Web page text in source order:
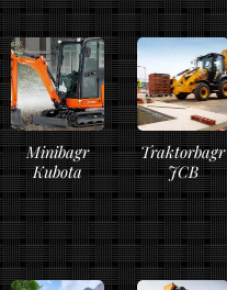
Minibagr
Kubota
Traktorbagr
JCB